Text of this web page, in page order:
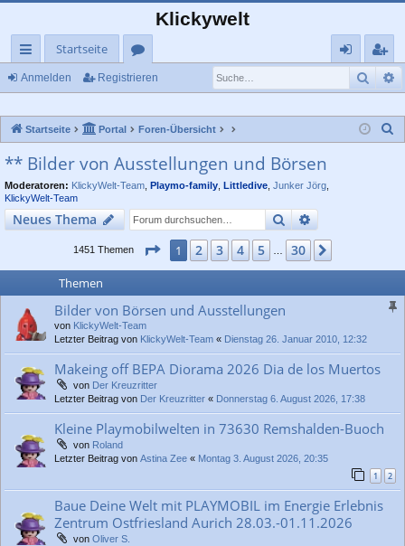
Klickywelt
ch
llz
ug
rif
f
Startseite
or
eg
rie
Anmelden Registrieren
Startseite Portal Foren-Übersicht
** Bilder von Ausstellungen und Börsen
Moderatoren: KlickyWelt-Team Playmo-family Littledive Junker Jörg
KlickyWelt-Team
Neues Thema SucheErweiterte
1451 Themen Seite1von30
1 2 3 4 5 30
Themen
Bilder von Börsen und Ausstellungen
von KlickyWelt-Team
Letzter Beitrag von KlickyWelt-Team « Dienstag 26. Januar 2010, 12:32
Makeing off BEPA Diorama 2026 Dia de los Muertos
von Der Kreuzritter
Letzter Beitrag von Der Kreuzritter « Donnerstag 6. August 2026, 17:38
Kleine Playmobilwelten in 73630 Remshalden-Buoch
von Roland
Letzter Beitrag von Astina Zee « Montag 3. August 2026, 20:35
1 2
Baue Deine Welt mit PLAYMOBIL im Energie Erlebnis
Zentrum Ostfriesland Aurich 28.03.-01.11.2026
von Oliver S.